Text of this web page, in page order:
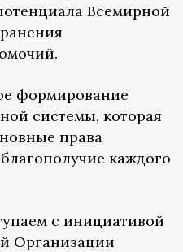
Всемирной
формирование
системы, которая
права
каждого
с инициативой
Организации